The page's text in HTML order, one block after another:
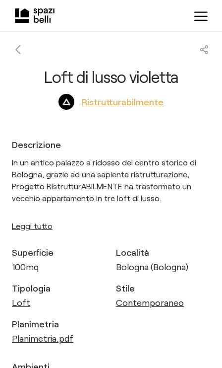
Loft di lusso violetta
Ristrutturabilmente
Descrizione
In un antico palazzo a ridosso del centro storico di
Bologna, grazie ad una sapiente ristrutturazione,
Progetto RistrutturABILMENTE ha trasformato un
vecchio appartamento in tre loft di lusso.
Leggi tutto
Superficie
100mq
Località
Bologna (Bologna)
Tipologia
Loft
Stile
Contemporaneo
Planimetria
Planimetria.pdf